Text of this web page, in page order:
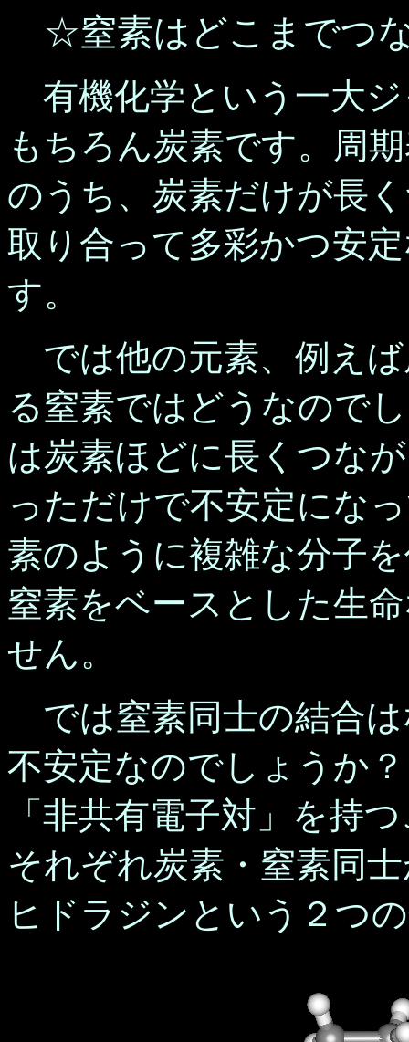
☆窒素はどこまでつ
有機化学という一大
もちろん炭素です。周
のうち、炭素だけが長
取り合って多彩かつ安
す。
では他の元素、例え
る窒素ではどうなので
は炭素ほどに長くつな
っただけで不安定にな
素のように複雑な分子
窒素をベースとした生
せん。
では窒素同士の結合
不安定なのでしょうか
「非共有電子対」を持
それぞれ炭素・窒素同
ヒドラジンという２つ